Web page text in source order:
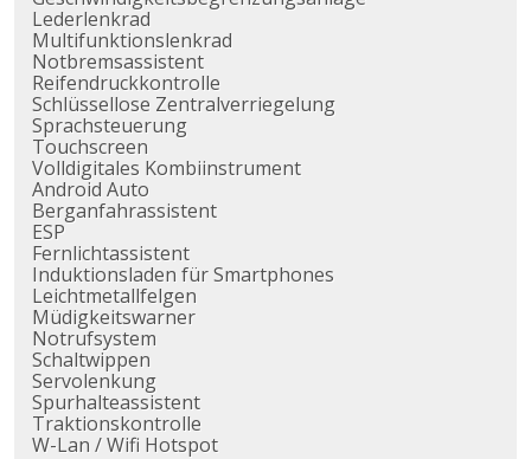
Lederlenkrad
Multifunktionslenkrad
Notbremsassistent
Reifendruckkontrolle
Schlüssellose Zentralverriegelung
Sprachsteuerung
Touchscreen
Volldigitales Kombiinstrument
Android Auto
Berganfahrassistent
ESP
Fernlichtassistent
Induktionsladen für Smartphones
Leichtmetallfelgen
Müdigkeitswarner
Notrufsystem
Schaltwippen
Servolenkung
Spurhalteassistent
Traktionskontrolle
W-Lan / Wifi Hotspot